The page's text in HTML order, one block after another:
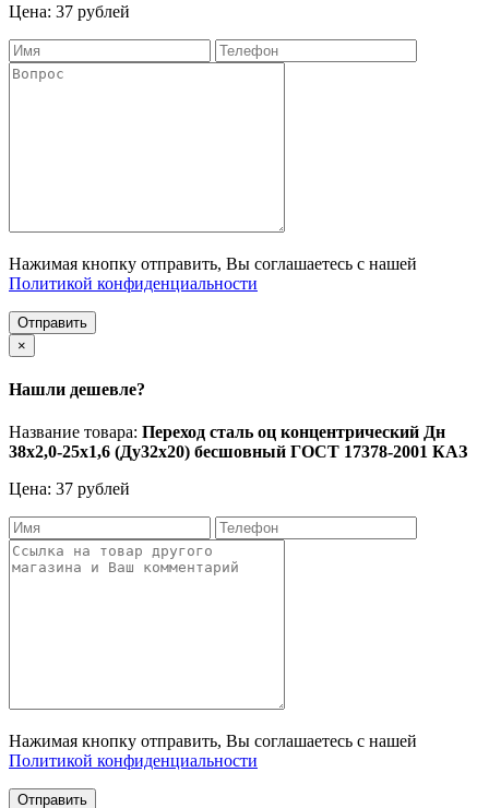
Цена: 37 рублей
Нажимая кнопку отправить, Вы соглашаетесь с нашей
Политикой конфиденциальности
Отправить
×
Нашли дешевле?
Название товара: Переход сталь оц концентрический Дн
38х2,0-25х1,6 (Ду32х20) бесшовный ГОСТ 17378-2001 КАЗ
Цена: 37 рублей
Нажимая кнопку отправить, Вы соглашаетесь с нашей
Политикой конфиденциальности
Отправить